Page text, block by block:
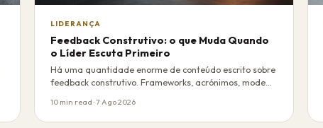
LIDERANÇA
Feedback Construtivo: o que Muda Quando
o Líder Escuta Primeiro
Há uma quantidade enorme de conteúdo escrito sobre
feedback construtivo. Frameworks, acrónimos, mode…
10 min read · 7 Ago 2026